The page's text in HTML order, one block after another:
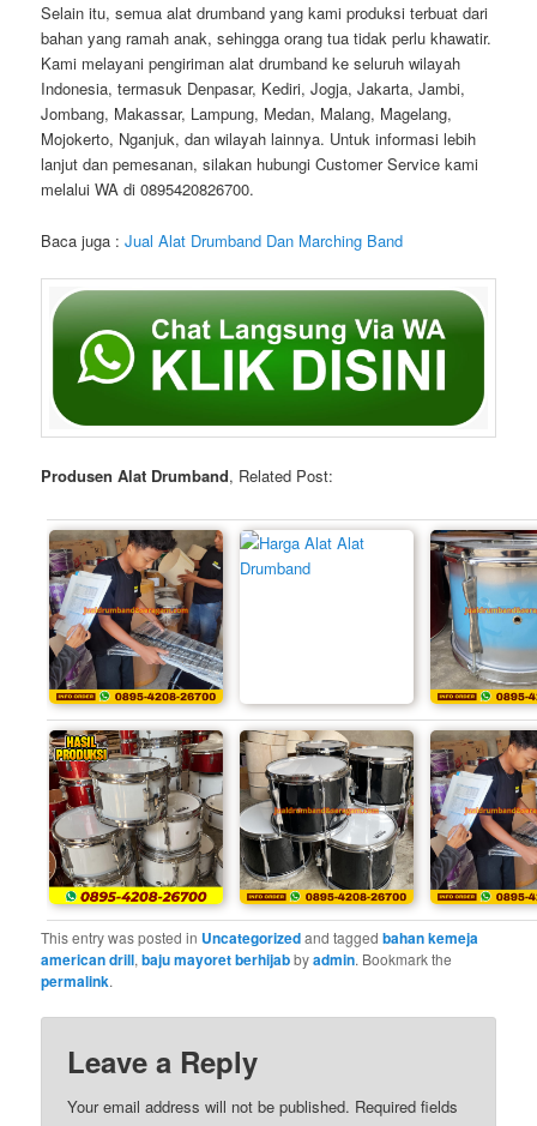
Selain itu, semua alat drumband yang kami produksi terbuat dari
bahan yang ramah anak, sehingga orang tua tidak perlu khawatir.
Kami melayani pengiriman alat drumband ke seluruh wilayah
Indonesia, termasuk Denpasar, Kediri, Jogja, Jakarta, Jambi,
Jombang, Makassar, Lampung, Medan, Malang, Magelang,
Mojokerto, Nganjuk, dan wilayah lainnya. Untuk informasi lebih
lanjut dan pemesanan, silakan hubungi Customer Service kami
melalui WA di 0895420826700.
Baca juga :Jual Alat Drumband Dan Marching Band
Produsen Alat Drumband, Related Post:
This entry was posted in Uncategorizedand taggedbahan kemeja
american drill,baju mayoret berhijabbyadmin. Bookmark the
permalink.
Leave a Reply
Your email address will not be published. Required fields